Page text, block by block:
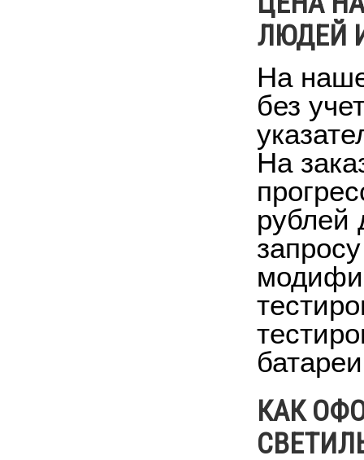
ЛЮДЕЙ
На
без
На
рублей
КАК